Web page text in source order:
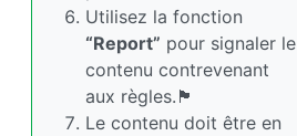
Utilisez la fonction
“Report” pour signaler le
contenu contrevenant
aux règles.🏴
Le contenu doit être en